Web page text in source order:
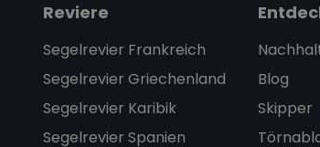
Reviere
Segelrevier Frankreich
Segelrevier Griechenland
Segelrevier Karibik
Segelrevier Spanien
Blog
Skipper